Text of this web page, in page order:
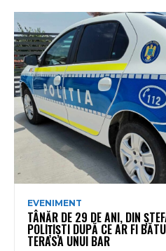
EVENIMENT
TÂNĂR DE 29 DE ANI, DIN
POLIȚIȘTI DUPĂ CE AR FI
TERASA UNUI BAR